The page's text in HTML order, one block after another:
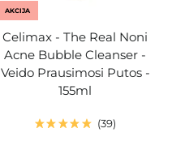
AKCIJA
Celimax - The Real Noni
Acne Bubble Cleanser -
Veido Prausimosi Putos -
155ml
39